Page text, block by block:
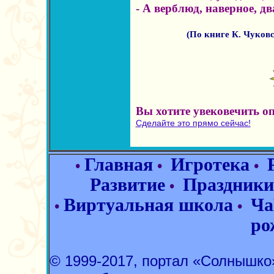
- А верблюд, наверное,
(По книге К.
Вы хотите увековечить
Сделайте это прямо сейчас!
• Главная • Игротека •
Развитие• Праздники
• Виртуальная школа •
© 1999-2017, портал